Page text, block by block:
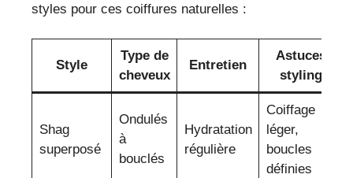
styles pour ces coiffures naturelles :
Style
Type de
cheveux
Entretien
Astuces
styling
Shag
superposé
Ondulés
à
bouclés
Hydratation
régulière
Coiffage
léger,
boucles
définies